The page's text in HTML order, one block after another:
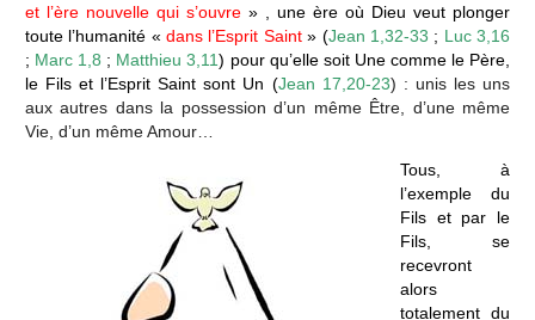
et l’ère nouvelle qui s’ouvre» , une ère où Dieu veut plonger
toute l’humanité «dans l’Esprit Saint» (Jean 1,32-33 ; Luc 3,16
; Marc 1,8 ; Matthieu 3,11) pour qu’elle soit Une comme le Père,
le Fils et l’Esprit Saint sont Un (Jean 17,20-23) : unis les uns
aux autres dans la possession d’un même Être, d’une même
Vie, d’un même Amour…
Tous, à
l’exemple du
Fils et par le
Fils, se
recevront
alors
totalement du